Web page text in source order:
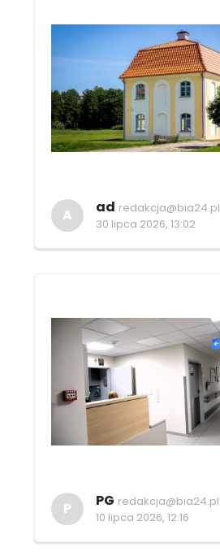
A ad redakcja@bia24.pl
30 lipca 2026, 13:02
P PG redakcja@bia24.pl
10 lipca 2026, 12:16